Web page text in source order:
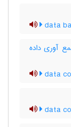
data
آوری داده
data
data